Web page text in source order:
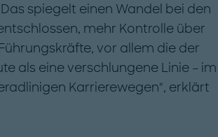
spiegelt einen Wandel bei den
mehr Kontrolle über
vor allem die der
als eine verschlungene Linie – im
Karrierewegen", erklärt